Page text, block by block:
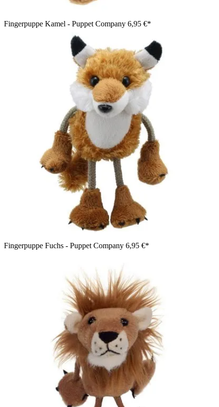
Fingerpuppe Kamel - Puppet Company 6,95 €*
Fingerpuppe Fuchs - Puppet Company 6,95 €*